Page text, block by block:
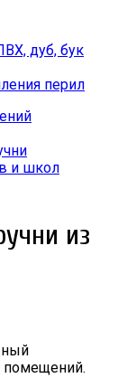
дуб, бук
перил
и школ
из
помещений.